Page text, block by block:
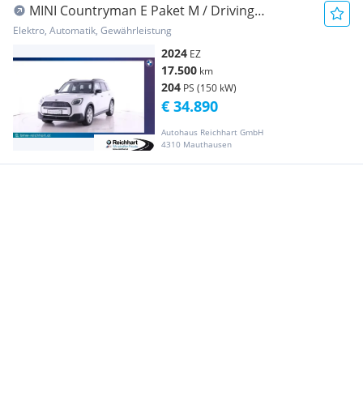
MINI Countryman E Paket M / Driving
Assistant / HUD ...
Elektro, Automatik, Gewährleistung
2024 EZ
17.500 km
204 PS (150 kW)
Autohaus Reichhart GmbH
4310 Mauthausen
€ 34.890